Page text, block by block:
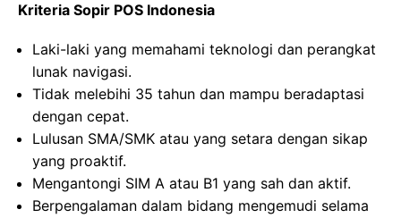
Kriteria Sopir POS Indonesia
Laki-laki yang memahami teknologi dan perangkat
lunak navigasi.
Tidak melebihi 35 tahun dan mampu beradaptasi
dengan cepat.
Lulusan SMA/SMK atau yang setara dengan sikap
yang proaktif.
Mengantongi SIM A atau B1 yang sah dan aktif.
Berpengalaman dalam bidang mengemudi selama